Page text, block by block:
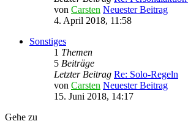
von Carsten Neuester Beitrag
4. April 2018, 11:58
Sonstiges
1 Themen
5 Beiträge
Letzter Beitrag Re: Solo-Regeln
von Carsten Neuester Beitrag
15. Juni 2018, 14:17
Gehe zu